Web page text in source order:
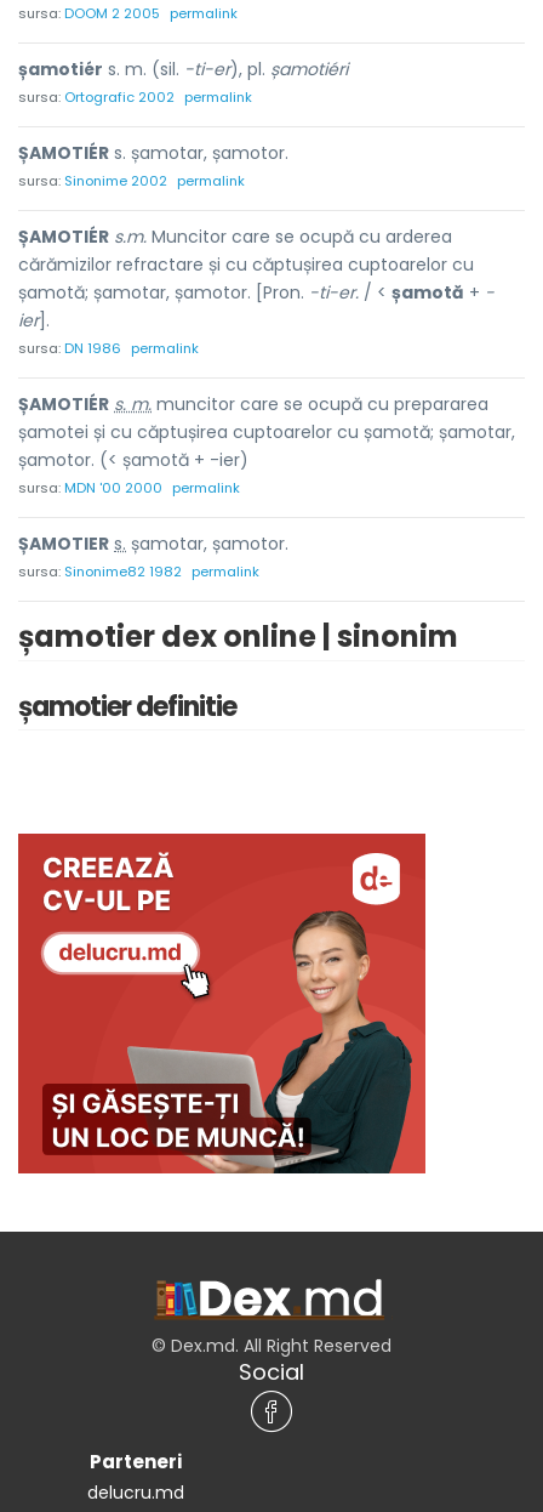
sursa:DOOM 2 2005 permalink
șamotiér s. m. (sil. -ti-er), pl. șamotiéri
sursa: Ortografic 2002 permalink
ȘAMOTIÉR s. șamotar, șamotor.
sursa: Sinonime 2002 permalink
ȘAMOTIÉR s.m. Muncitor care se ocupă cu arderea
cărămizilor refractare și cu căptușirea cuptoarelor cu
șamotă; șamotar, șamotor. [Pron. -ti-er. / < șamotă + -
ier].
sursa:DN 1986 permalink
ȘAMOTIÉR s. m. muncitor care se ocupă cu prepararea
șamotei și cu căptușirea cuptoarelor cu șamotă; șamotar,
șamotor. (< șamotă + -ier)
sursa:MDN '00 2000 permalink
ȘAMOTIER s. șamotar, șamotor.
sursa: Sinonime82 1982 permalink
șamotier dex online | sinonim
șamotier definitie
© Dex.md. All Right Reserved
Social
Parteneri
delucru.md